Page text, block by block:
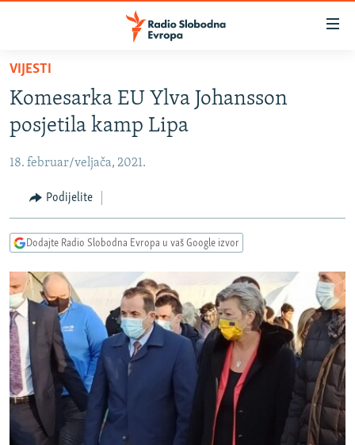
Pređite
glavni
sadržaj
Pređite
na
navigaciju
Pređite
na
BOSNA I HERCEGOVINA
SRBIJA
KOSOVO
CRNA GORA
VIDEO
FOTOGALERIJE
INFOGRAFIKE
PODCASTI
RAT U UKRAJINI
KINA NA BALKANU
RSE PRIČE IZ SVIJETA
ISPRIČAJ MI
DNEVNO@RSE
SPECIJALI RSE
VIJESTI
Komesarka EU Ylva Johansson
posjetila kamp Lipa
18. februar/veljača, 2021.
Podijelite
Dodajte Radio Slobodna Evropa u vaš Google izvor